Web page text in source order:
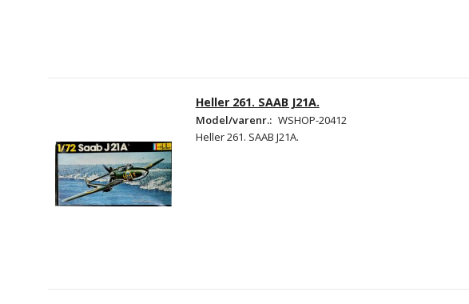
Heller 261. SAAB J21A.
Model/varenr.: WSHOP-20412
Heller 261. SAAB J21A.